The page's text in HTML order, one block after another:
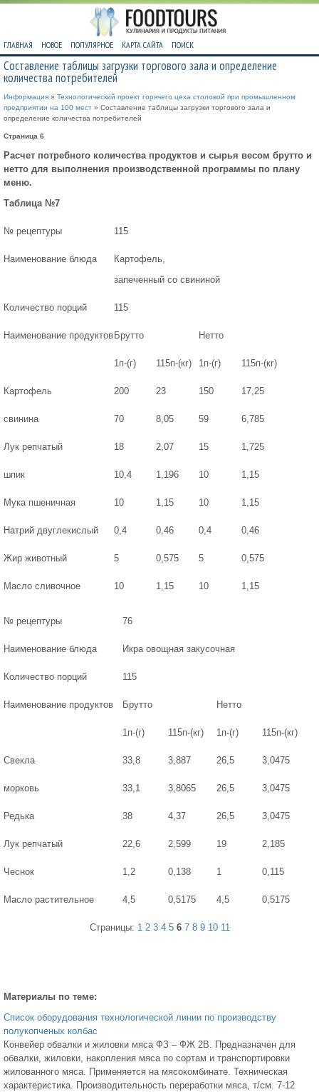
ГЛАВНАЯ НОВОЕ ПОПУЛЯРНОЕ КАРТА САЙТА ПОИСК
Составление таблицы загрузки торгового зала и определение
количества потребителей
Информация » Технологический проект горячего цеха столовой при промышленном
предприятии на 100 мест » Составление таблицы загрузки торгового зала и
определение количества потребителей
Страница 6
Расчет потребного количества продуктов и сырья весом брутто и
нетто для выполнения производственной программы по плану
меню.
Таблица №7
№ рецептуры 115
Наименование блюда
Картофель,
запеченный со свининой
Количество порций 115
Наименование продуктов Брутто Нетто
1п-(г) 115п-(кг) 1п-(г) 115п-(кг)
Картофель 200 23 150 17,25
свинина 70 8,05 59 6,785
Лук репчатый 18 2,07 15 1,725
шпик 10,4 1,196 10 1,15
Мука пшеничная 10 1,15 10 1,15
Натрий двуглекислый 0,4 0,46 0,4 0,46
Жир животный 5 0,575 5 0,575
Масло сливочное 10 1,15 10 1,15
№ рецептуры 76
Наименование блюда Икра овощная закусочная
Количество порций 115
Наименование продуктов Брутто Нетто
1п-(г) 115п-(кг) 1п-(г) 115п-(кг)
Свекла 33,8 3,887 26,5 3,0475
морковь 33,1 3,8065 26,5 3,0475
Редька 38 4,37 26,5 3,0475
Лук репчатый 22,6 2,599 19 2,185
Чеснок 1,2 0,138 1 0,115
Масло растительное 4,5 0,5175 4,5 0,5175
Страницы: 1 2 3 4 5 6 7 8 9 10 11
Материалы по теме:
Список оборудования технологической линии по производству
полукопченых колбас
Конвейер обвалки и жиловки мяса ФЗ – ФЖ 2В. Предназначен для
обвалки, жиловки, накопления мяса по сортам и транспортировки
жилованного мяса. Применяется на мясокомбинате. Техническая
характеристика. Производительность переработки мяса, т/см. 7-12